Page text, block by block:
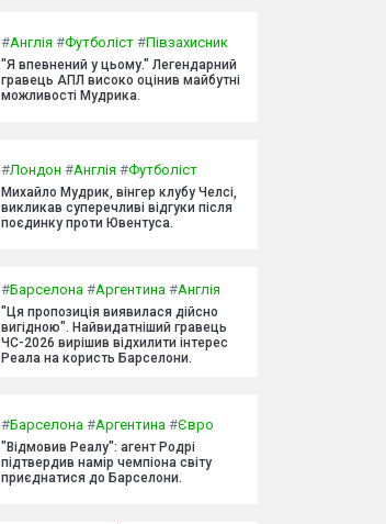
#Англія #Футболіст #Півзахисник
"Я впевнений у цьому." Легендарний
гравець АПЛ високо оцінив майбутні
можливості Мудрика.
#Лондон #Англія #Футболіст
Михайло Мудрик, вінгер клубу Челсі,
викликав суперечливі відгуки після
поєдинку проти Ювентуса.
#Барселона #Аргентина #Англія
"Ця пропозиція виявилася дійсно
вигідною". Найвидатніший гравець
ЧС-2026 вирішив відхилити інтерес
Реала на користь Барселони.
#Барселона #Аргентина #Євро
"Відмовив Реалу": агент Родрі
підтвердив намір чемпіона світу
приєднатися до Барселони.